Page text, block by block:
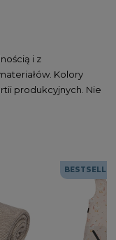
i z
Kolory
produkcyjnych. Nie
BESTSELLER